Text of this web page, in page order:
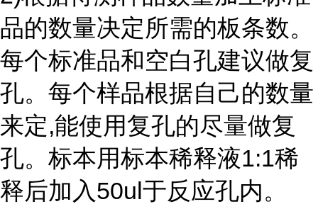
品的数量决定所需的板条数。
每个标准品和空白孔建议做复
孔。每个样品根据自己的数量
来定,能使用复孔的尽量做复
孔。标本用标本稀释液1:1稀
释后加入50ul于反应孔内。